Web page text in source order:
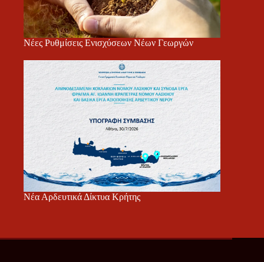
Νέες Ρυθμίσεις Ενισχύσεων Νέων Γεωργών
Νέα Αρδευτικά Δίκτυα Κρήτης